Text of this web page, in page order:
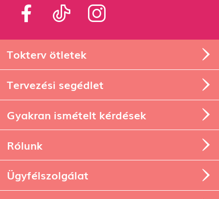
Tervezési segédlet
Gyakran ismételt kérdések
Ügyfélszolgálat